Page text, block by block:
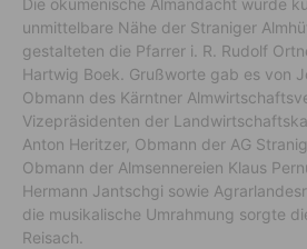
Die ökumenische Almandacht wurde
unmittelbare Nähe der Straniger
gestalteten die Pfarrer i. R. Rudolf
Hartwig Boek. Grußworte gab es von
Obmann des Kärntner
Vizepräsidenten der
Anton Heritzer, Obmann der AG
Obmann der Almsennereien Klaus
Hermann Jantschgi sowie
die musikalische Umrahmung sorgte
Reisach.